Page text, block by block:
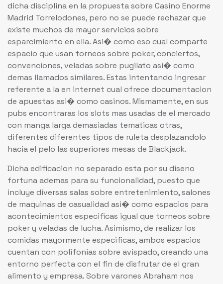
dicha disciplina en la propuesta sobre Casino Enorme
Madrid Torrelodones, pero no se puede rechazar que
existe muchos de mayor servicios sobre
esparcimiento en ella. Asi� como eso cual comparte
espacio que usan torneos sobre poker, conciertos,
convenciones, veladas sobre pugilato asi� como
demas llamados similares. Estas intentando ingresar
referente a la en internet cual ofrece documentacion
de apuestas asi� como casinos. Mismamente, en sus
pubs encontraras los slots mas usadas de el mercado
con manga larga demasiadas tematicas otras,
diferentes diferentes tipos de ruleta desplazandolo
hacia el pelo las superiores mesas de Blackjack.
Dicha edificacion no separado esta por su diseno
fortuna ademas para su funcionalidad, puesto que
incluye diversas salas sobre entretenimiento, salones
de maquinas de casualidad asi� como espacios para
acontecimientos especificas igual que torneos sobre
poker y veladas de lucha. Asimismo, de realizar los
comidas mayormente especificas, ambos espacios
cuentan con polifonias sobre avispado, creando una
entorno perfecta con el fin de disfrutar de el gran
alimento y empresa. Sobre varones Abraham nos